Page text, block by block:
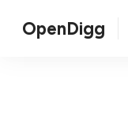
OpenDigg